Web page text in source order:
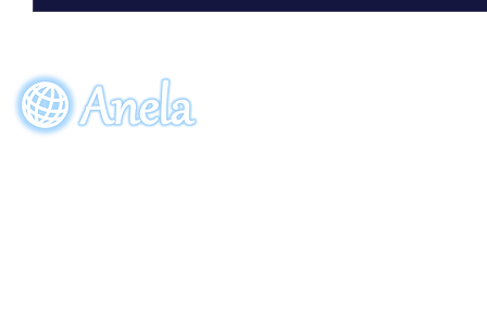
サンクスブルー」7月7日（火）発
売！